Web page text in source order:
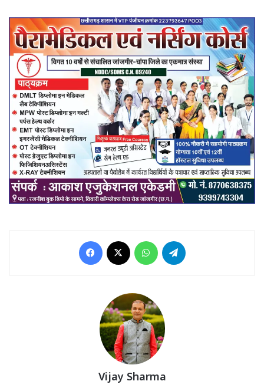
Facebook WhatsApp
Vijay Sharma